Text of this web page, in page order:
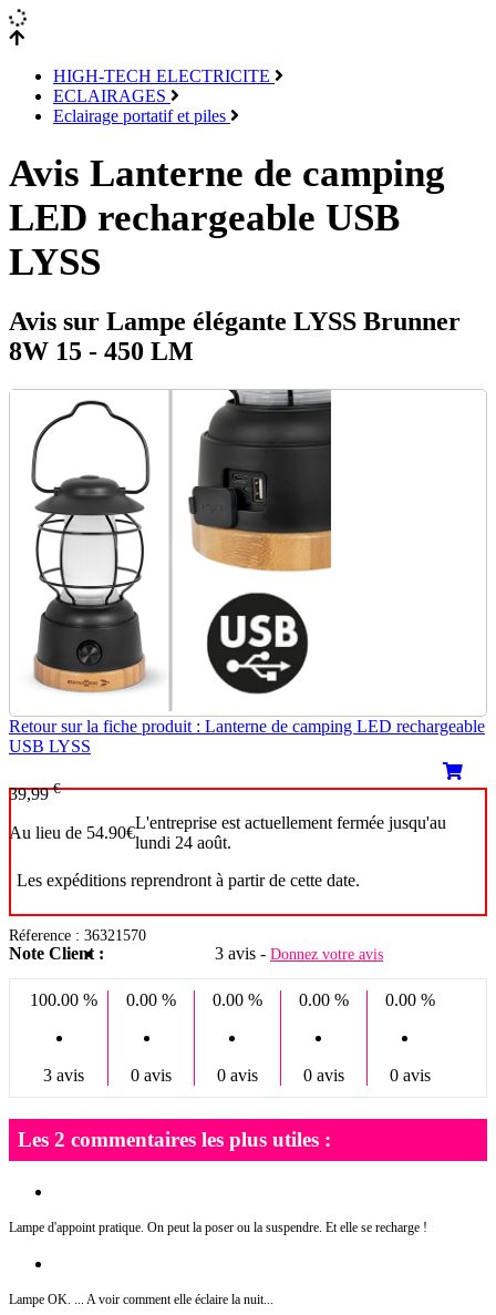
HIGH-TECH ELECTRICITE
ECLAIRAGES
Eclairage portatif et piles
Avis Lanterne de camping
LED rechargeable USB
LYSS
Avis sur Lampe élégante LYSS Brunner
8W 15 - 450 LM
Retour sur la fiche produit : Lanterne de camping LED rechargeable
USB LYSS
39,99€
Au lieu de 54.90€L'entreprise est actuellement fermée jusqu'au
lundi 24 août.
Les expéditions reprendront à partir de cette date.
Réference : 36321570
Note Client : 3 avis - Donnez votre avis
100.00 %
3 avis
0.00 %
0 avis
0.00 %
0 avis
0.00 %
0 avis
0.00 %
0 avis
Les 2 commentaires les plus utiles :
Lampe d'appoint pratique. On peut la poser ou la suspendre. Et elle se recharge !
Lampe OK. ... A voir comment elle éclaire la nuit...